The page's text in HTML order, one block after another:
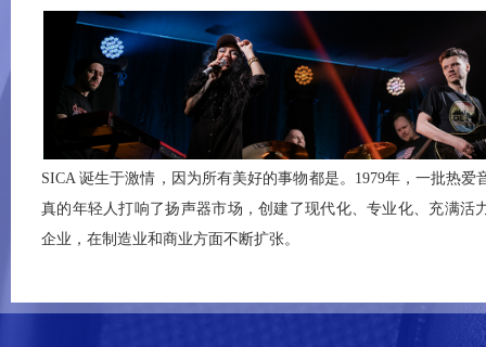
SICA 诞生于激情，因为所有美好的事物都是。1979年，一批热爱
真的年轻人打响了扬声器市场，创建了现代化、专业化、充满活
企业，在制造业和商业方面不断扩张。